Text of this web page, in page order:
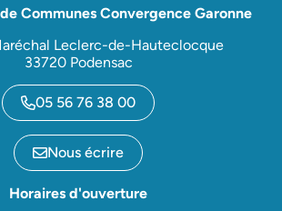
Communes Convergence Garonne
Leclerc-de-Hauteclocque
33720 Podensac
05 56 76 38 00
Nous écrire
Horaires d'ouverture